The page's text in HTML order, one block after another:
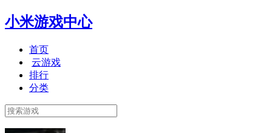
小米游戏中心
首页
云游戏
排行
分类